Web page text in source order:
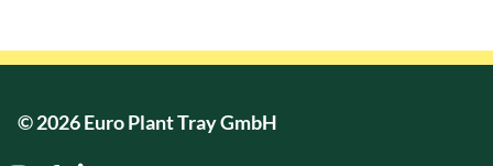
© 2026 Euro Plant Tray GmbH